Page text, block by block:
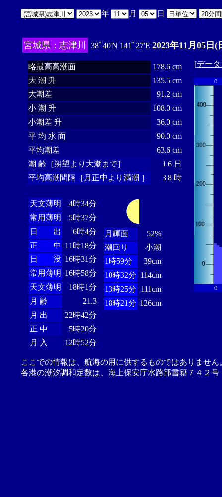
年 月 日
宮城県：志津川 38ﾟ40'N 141ﾟ27'E 2023年11月05日(
略最高高潮面
178.6 cm
大 潮 升
135.5 cm
大潮差
91.2 cm
小 潮 升
108.0 cm
小潮差 升
36.0 cm
平 均 水 面
90.0 cm
平均潮差
63.6 cm
潮 齢［朔望より大潮まで］
1.6 日
平均高潮間隔［月正中より満潮 ］
3.8 時
天文薄明
4時34分
常用薄明
5時37分
日 出
6時4分
正 中 11時18分
日 没 16時31分
常用薄明 16時58分
天文薄明
18時1分
月 齢
21.3
月 出
22時42分
正 中
5時20分
月 入
12時52分
月輝面
52%
潮回り
小潮
1時59分
39cm
10時32分 114cm
13時25分
111cm
18時21分 126cm
[デー
0
0
ここでの情報は、航海の用に供するものではありませ
各港の潮汐調和定数は、海上保安庁水路部書籍７４２